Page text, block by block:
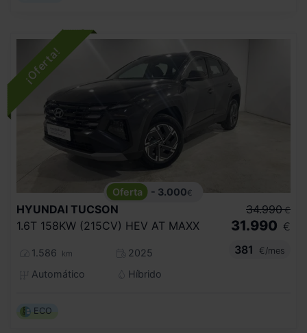
- 3.000€
HYUNDAI TUCSON
1.6T 158KW (215CV) HEV AT MAXX
1.586 km
2025
Automático
Híbrido
34.990 €
31.990 €
381
€/mes
ECO